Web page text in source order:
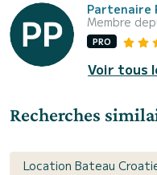
Partenaire
Membre
PRO
Voir tous
Recherches
Location Bateau